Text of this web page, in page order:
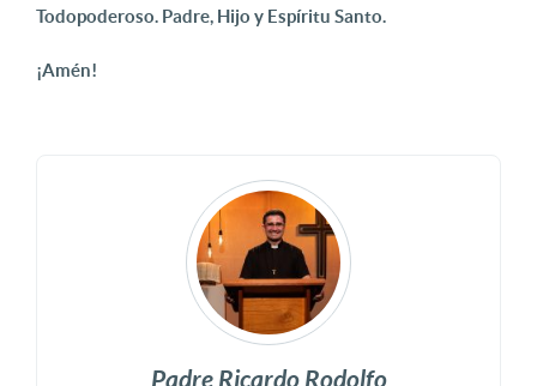
Todopoderoso. Padre, Hijo y Espíritu Santo.
¡Amén!